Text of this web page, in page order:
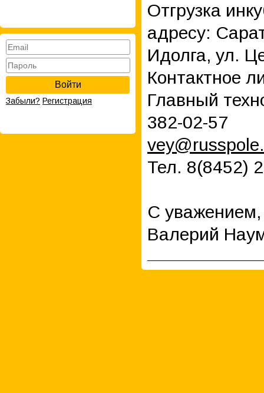
Войти
Забыли? Регистрация
Отгрузка
адресу:
Идолга, ул.
Контактное
Главный
382-02-57
Тел. 8(8452)
С уважением,
Валерий